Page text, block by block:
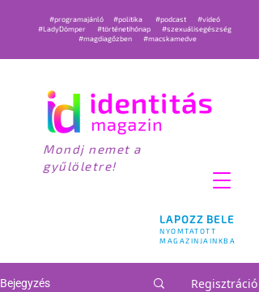
LAPOZZ BELE
NYOMTATOTT
MAGAZINJAINKBA
#programajánló #politika #podcast
#videó
#LadyDömper
#történetihónap
#szexuálisegészség
#magdiagőzben
#macskamedve
Mondj nemet a
gyűlöletre!
Bejegyzés Regisztráció